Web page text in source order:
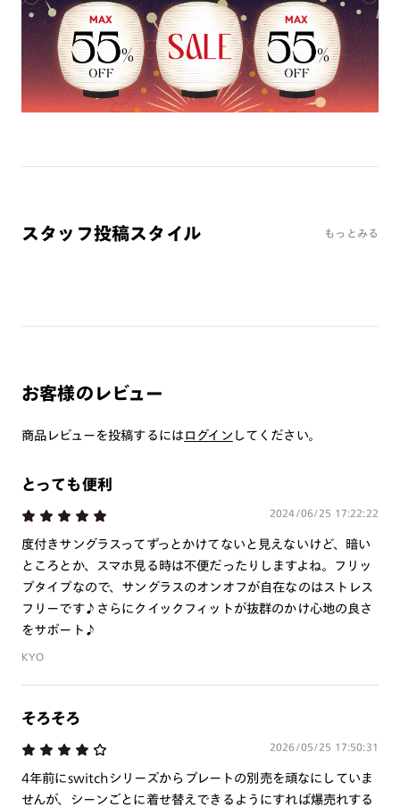
くなる可能性がございます。その為、透明なレンズのみ選択可
能になっております。
※店頭で＋3300円～（税込価格）でUVダブルカットレンズ
へ、＋5500円～（税込価格）で累進レンズへの交換が可能で
す。
単焦点（1.60～1.74）レンズ：SPH・CYL合算数値、 ＋
ラス）5.25以上は作成不可
※オンラインショップでの購入には、サービスケースに入れて
お届けいたします。
・本製品は磁石を使用しています。心臓ペースメーカーや電気
で作動する体内埋め込み装置などの医療機器を装着している方
製品を近づけないで下さい。
・薄暮または夜間時における運転および路上で使用しないで下
さい。
・溶接などの遮光レンズとして使用しないで下さい。
・強い衝撃から顔や目を保護するものではありません。
・本製品はプレートが着脱可能な構造になっています。強い風
が当たる場合や、衝撃・振動・ひねりが加わる場合等は脱落の
・かける時、外す時は両手で丁寧に行って下さい。片手で行う
とプレートが外れる恐れがあります。
スタッフ投稿スタイル もっとみる
お客様のレビュー
商品レビューを投稿するには ログイン してください。
とっても便利
2024/06/25 17:22:22
度付きサングラスってずっとかけてないと見えないけど、暗い
ところとか、スマホ見る時は不便だったりしますよね。フリッ
プタイプなので、サングラスのオンオフが自在なのはストレス
フリーです♪さらにクイックフィットが抜群のかけ心地の良さ
をサポート♪
KYO
そろそろ
2026/05/25 17:50:31
4年前にswitchシリーズからプレートの別売を頑なにしていま
せんが、シーンごとに着せ替えできるようにすれば爆売れする